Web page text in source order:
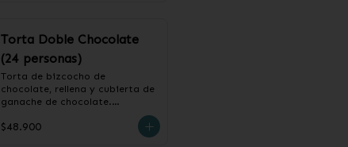
Torta Doble Chocolate
(24 personas)
Torta de bizcocho de
chocolate, rellena y cubierta de
ganache de chocolate.
❄️ Producto Congelado
$48.900